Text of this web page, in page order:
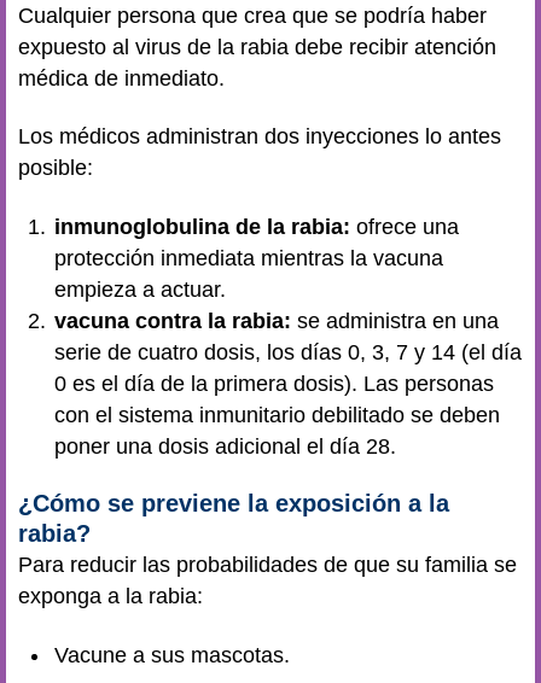
Cualquier persona que crea que se podría haber
expuesto al virus de la rabia debe recibir atención
médica de inmediato.
Los médicos administran dos inyecciones lo antes
posible:
inmunoglobulina de la rabia: ofrece una
protección inmediata mientras la vacuna
empieza a actuar.
vacuna contra la rabia: se administra en una
serie de cuatro dosis, los días 0, 3, 7 y 14 (el día
0 es el día de la primera dosis). Las personas
con el sistema inmunitario debilitado se deben
poner una dosis adicional el día 28.
¿Cómo se previene la exposición a la
rabia?
Para reducir las probabilidades de que su familia se
exponga a la rabia:
Vacune a sus mascotas.